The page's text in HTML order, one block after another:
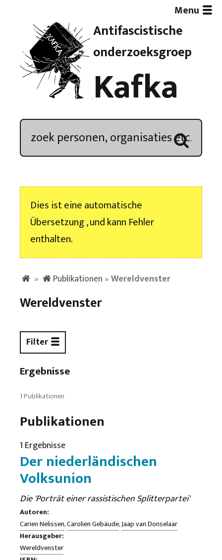
Antifascistische
onderzoeksgroep
Kafka
Menu
Artikelen
Demonstratieoverzicht
Kroniek
Nieuwsbrief
Dies ist eine automatische
Übersetzung , und kann Fehler
enthalten.
» Publikationen »Wereldvenster
Wereldvenster
Filter
Ergebnisse
1 Publikationen
Publikationen
1 Ergebnisse
Der niederländischen
Volksunion
Die 'Porträt einer rassistischen Splitterpartei'
Autoren:
Carien Nelissen,Carolien Gebäude,Jaap van Donselaar
Herausgeber:
Wereldvenster